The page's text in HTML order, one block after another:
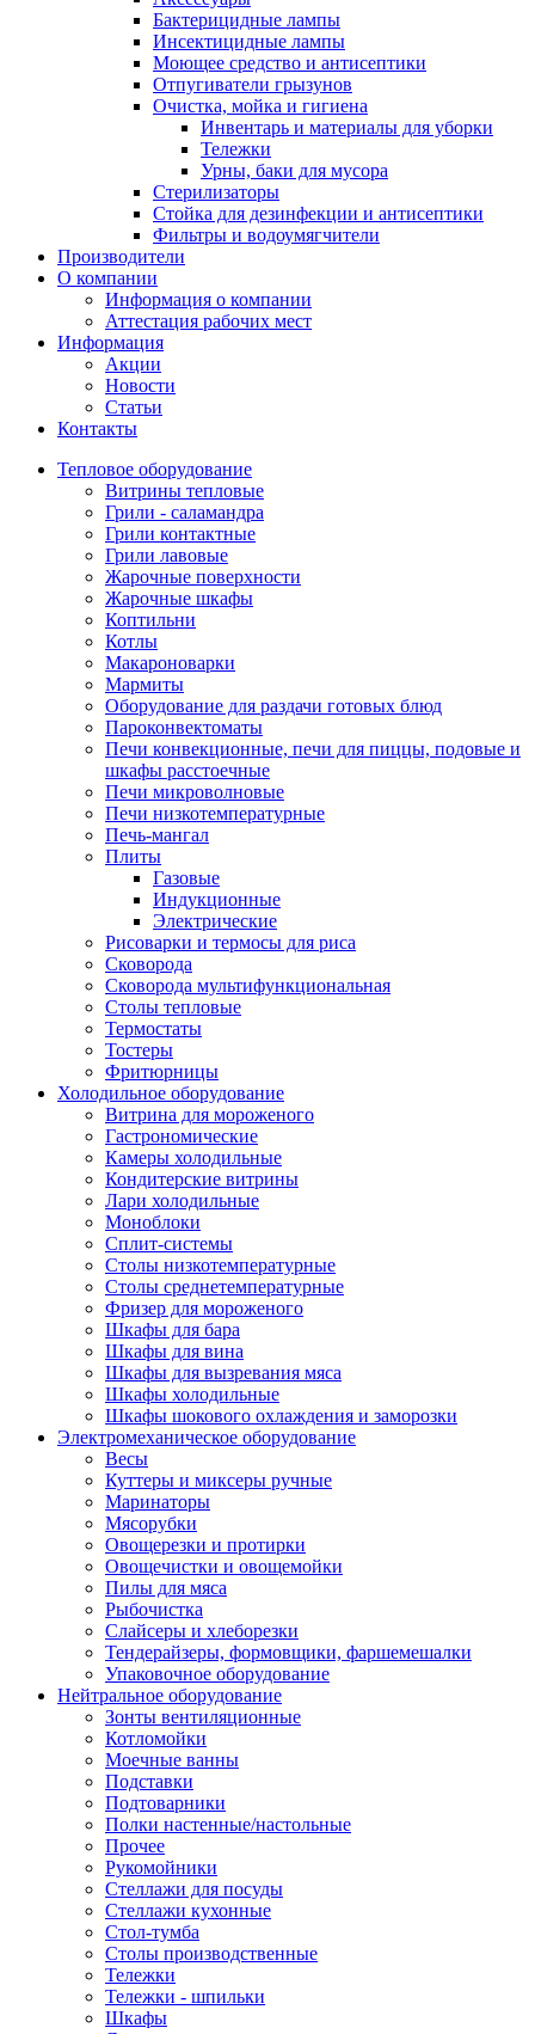
Бактерицидные лампы
Инсектицидные лампы
Моющее средство и антисептики
Отпугиватели грызунов
Очистка, мойка и гигиена
Инвентарь и материалы для уборки
Тележки
Урны, баки для мусора
Стерилизаторы
Стойка для дезинфекции и антисептики
Фильтры и водоумягчители
Производители
О компании
Информация о компании
Аттестация рабочих мест
Информация
Акции
Новости
Статьи
Контакты
Тепловое оборудование
Витрины тепловые
Грили - саламандра
Грили контактные
Грили лавовые
Жарочные поверхности
Жарочные шкафы
Коптильни
Котлы
Макароноварки
Мармиты
Оборудование для раздачи готовых блюд
Пароконвектоматы
Печи конвекционные, печи для пиццы, подовые и
шкафы расстоечные
Печи микроволновые
Печи низкотемпературные
Печь-мангал
Плиты
Газовые
Индукционные
Электрические
Рисоварки и термосы для риса
Сковорода
Сковорода мультифункциональная
Столы тепловые
Термостаты
Тостеры
Фритюрницы
Холодильное оборудование
Витрина для мороженого
Гастрономические
Камеры холодильные
Кондитерские витрины
Лари холодильные
Моноблоки
Сплит-системы
Столы низкотемпературные
Столы среднетемпературные
Фризер для мороженого
Шкафы для бара
Шкафы для вина
Шкафы для вызревания мяса
Шкафы холодильные
Шкафы шокового охлаждения и заморозки
Электромеханическое оборудование
Весы
Куттеры и миксеры ручные
Маринаторы
Мясорубки
Овощерезки и протирки
Овощечистки и овощемойки
Пилы для мяса
Рыбочистка
Слайсеры и хлеборезки
Тендерайзеры, формовщики, фаршемешалки
Упаковочное оборудование
Нейтральное оборудование
Зонты вентиляционные
Котломойки
Моечные ванны
Подставки
Подтоварники
Полки настенные/настольные
Прочее
Рукомойники
Стеллажи для посуды
Стеллажи кухонные
Стол-тумба
Столы производственные
Тележки
Тележки - шпильки
Шкафы